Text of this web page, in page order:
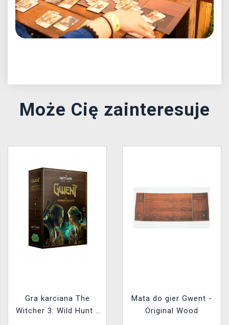
Może Cię zainteresuje
Gra karciana The
Witcher 3: Wild Hunt -
Mata do gier Gwent -
Original Wood